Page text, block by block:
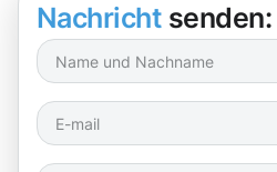
Nachricht senden: